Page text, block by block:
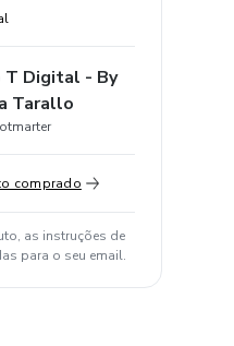
T Digital - By
Tarallo
comprado
as instruções de
para o seu email.